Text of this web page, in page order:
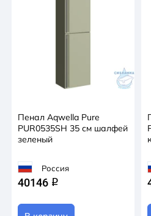
Пенал Aqwella Pure
PUR0535SH 35 см шалфей
зеленый
Россия
40146 q